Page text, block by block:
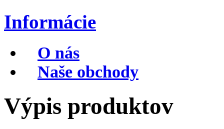
Informácie
O nás
Naše obchody
Výpis produktov